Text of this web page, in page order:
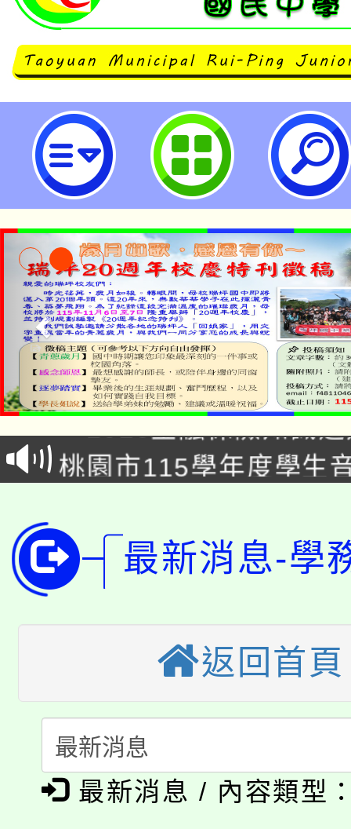
教育部與內政部-致家長的一封信-
民中學
公告本校115學年度第
代理(課)教師甄選結果(
「2026金融保險知識
車」活動
桃園市115學年度學生
代理(課)教師甄選結果(
公告本校115學年度第
代理(課)教師甄選結果(
轉知中國文化大學推廣
《TA101》溝通分析基
程，歡迎學生輔導中心
心理、諮商輔導、社會
系所師生報名參加。
縣市「校園短影音徵
門員」簡章及活動海報
踴躍報名參加。
桃園市115學年度學生
要點
展演活動實施計畫」
115年度「教育部表揚
義教育推展貢獻獎」
公告本校115學年度第
代理(課)教師甄選結果
「2026金融保險知識
最新消息-學
返回首頁
最新消息 / 內容類型